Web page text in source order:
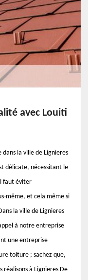
avec Louiti
la ville de Lignieres
délicate, nécessitant le
faut éviter
même, et cela même si
la ville de Lignieres
à notre entreprise
une entreprise
toiture ; sachez que,
à Lignieres De